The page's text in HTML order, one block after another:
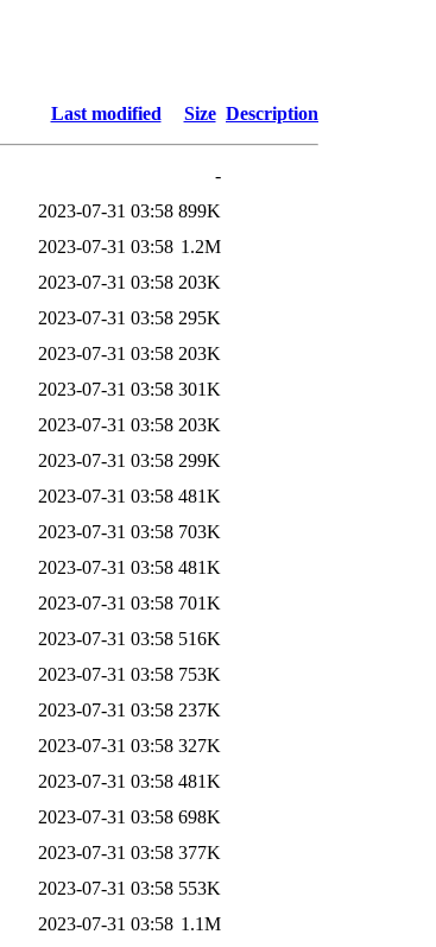
Last modified Size Description
-
2023-07-31 03:58 899K
2023-07-31 03:58 1.2M
2023-07-31 03:58 203K
2023-07-31 03:58 295K
2023-07-31 03:58 203K
2023-07-31 03:58 301K
2023-07-31 03:58 203K
2023-07-31 03:58 299K
2023-07-31 03:58 481K
2023-07-31 03:58 703K
2023-07-31 03:58 481K
2023-07-31 03:58 701K
2023-07-31 03:58 516K
2023-07-31 03:58 753K
2023-07-31 03:58 237K
2023-07-31 03:58 327K
2023-07-31 03:58 481K
2023-07-31 03:58 698K
2023-07-31 03:58 377K
2023-07-31 03:58 553K
2023-07-31 03:58 1.1M